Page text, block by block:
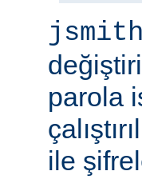
jsmith
parola
ile